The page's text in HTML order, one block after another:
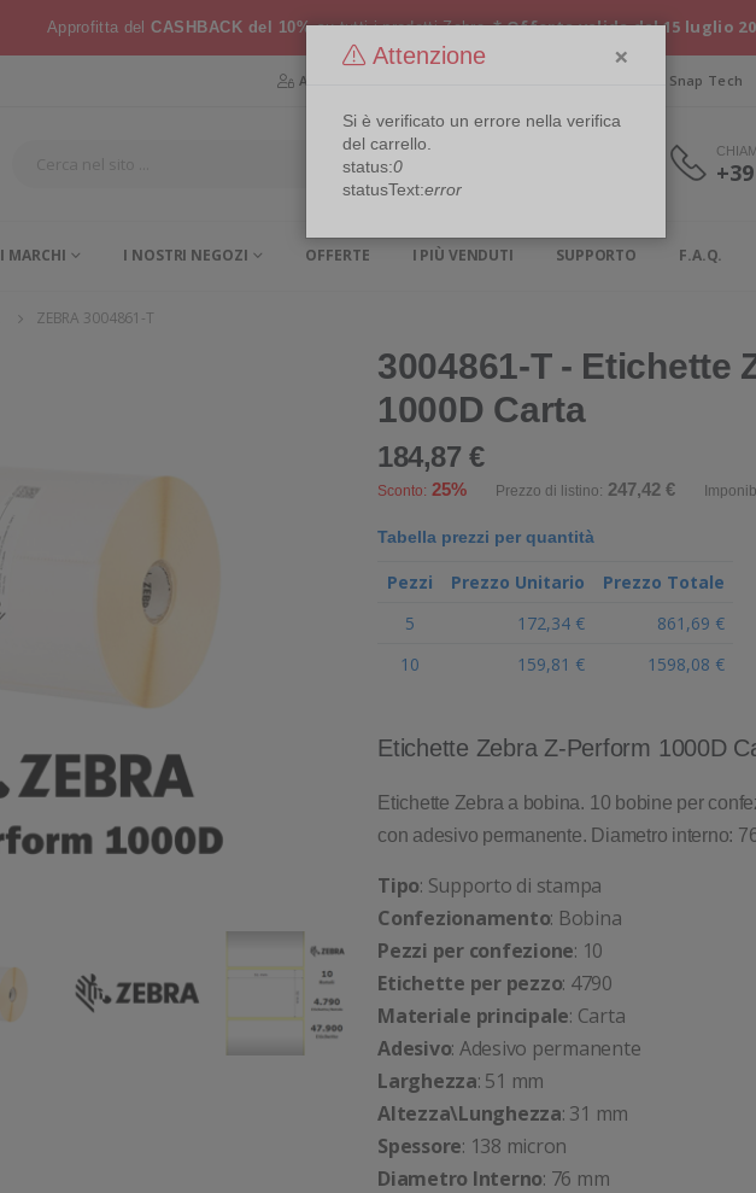
Approfitta del CASHBACK del 10%su tutti i prodotti Zebra * Offerta valida dal 15 luglio
Area Riservata Snap Tech
I MARCHI I NOSTRI NEGOZI OFFERTE I PIÙ VENDUTI SUPPORTO F.A.Q.
ZEBRA 3004861-T
3004861-T - Etichette
1000D Carta
184,87 €
Sconto: 25% Prezzo di listino: 247,42 €
Tabella prezzi per quantità
Pezzi Prezzo Unitario
Prezzo Totale
5
172,34 €
861,69 €
10
159,81 € 1598,08 €
Etichette Zebra Z-Perform 1000D
Etichette Zebra a bobina. 10 bobine per
con adesivo permanente. Diametro interno:
Tipo: Supporto di stampa
Confezionamento: Bobina
Pezzi per confezione: 10
Etichette per pezzo: 4790
Materiale principale: Carta
Adesivo: Adesivo permanente
Larghezza: 51 mm
Altezza\Lunghezza: 31 mm
Spessore: 138 micron
Diametro Interno: 76 mm
Attenzione ×
Si è verificato un errore nella verifica
del carrello.
status:0
statusText:error